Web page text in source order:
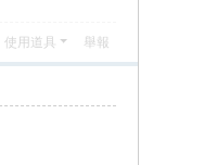
使用道具 舉報